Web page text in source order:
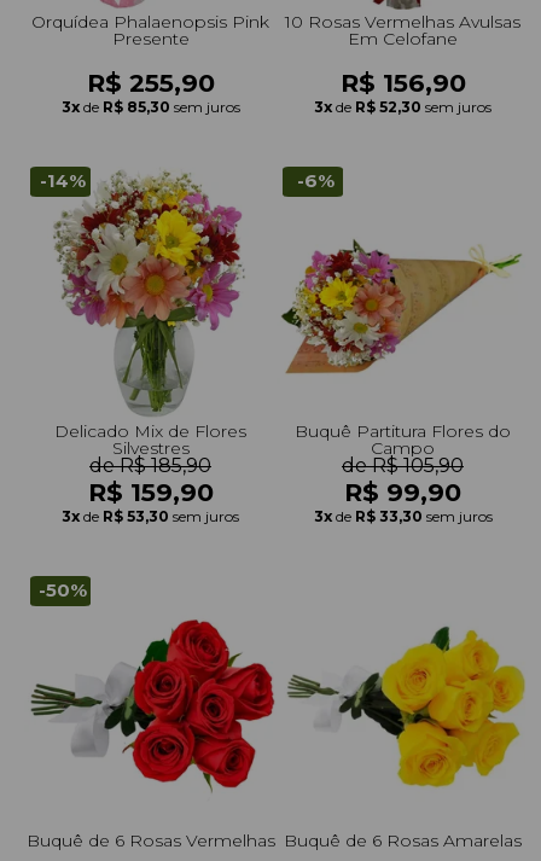
Orquídea Phalaenopsis Pink
Presente
R$ 255,90
3x de R$ 85,30 sem juros
10 Rosas Vermelhas Avulsas
Em Celofane
R$ 156,90
3x de R$ 52,30 sem juros
-14%
Delicado Mix de Flores
Silvestres
de R$ 185,90
R$ 159,90
3x de R$ 53,30 sem juros
-6%
Buquê Partitura Flores do
Campo
de R$ 105,90
R$ 99,90
3x de R$ 33,30 sem juros
-50%
Buquê de 6 Rosas Vermelhas Buquê de 6 Rosas Amarelas